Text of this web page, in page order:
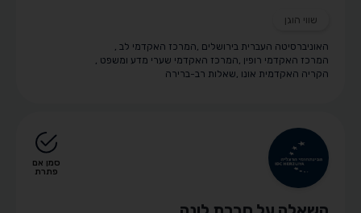
שווי הוגן
האוניברסיטה העברית בירושלים ,המרכז האקדמי לב ,
המרכז האקדמי רופין ,המרכז האקדמי שערי מדע ומשפט ,
הקריה האקדמית אונו ,שאלות רב-ברירה
סמן אם
פתרת